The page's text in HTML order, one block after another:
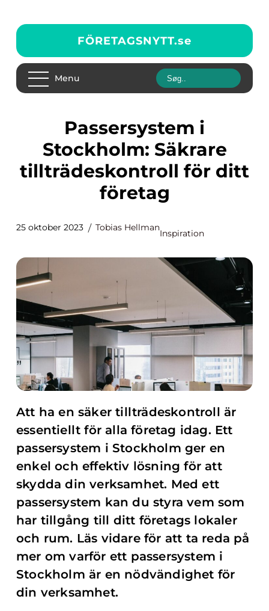
FÖRETAGSNYTT.se
Menu
Passersystem i
Stockholm: Säkrare
tillträdeskontroll för ditt
företag
25 oktober 2023 Tobias Hellman
Inspiration
Att ha en säker tillträdeskontroll är
essentiellt för alla företag idag. Ett
passersystem i Stockholm ger en
enkel och effektiv lösning för att
skydda din verksamhet. Med ett
passersystem kan du styra vem som
har tillgång till ditt företags lokaler
och rum. Läs vidare för att ta reda på
mer om varför ett passersystem i
Stockholm är en nödvändighet för
din verksamhet.